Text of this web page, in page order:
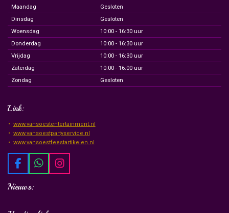
Maandag
Gesloten
Dinsdag
Gesloten
Woensdag
10:00 - 16:30 uur
Donderdag
10:00 - 16:30 uur
Vrijdag
10:00 - 16:30 uur
Zaterdag
10:00 - 16:00 uur
Zondag
Gesloten
Link:
www.vansoestentertainment.nl
www.vansoestpartyservice.nl
www.vansoestfeestartikelen.nl
F
a
c
W
h
I
n
Nieuws: